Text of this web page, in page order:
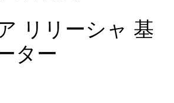
リリーシャ 基
ター